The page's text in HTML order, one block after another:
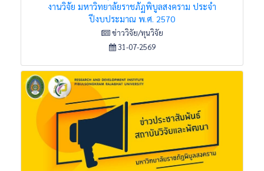
งานวิจัย มหาวิทยาลัยราชภัฏพิบูลสงคราม ประจำ
ปีงบประมาณ พ.ศ. 2570
ข่าววิจัย/ทุนวิจัย
31-07-2569